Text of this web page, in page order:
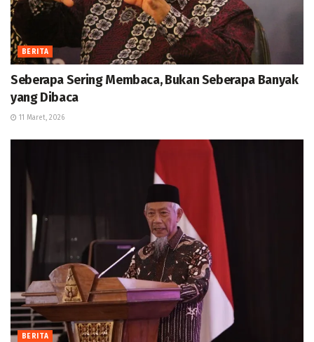
BERITA
Seberapa Sering Membaca, Bukan Seberapa Banyak
yang Dibaca
11 Maret, 2026
BERITA